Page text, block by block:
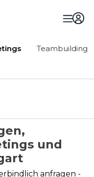
Teambuilding
und
anfragen -